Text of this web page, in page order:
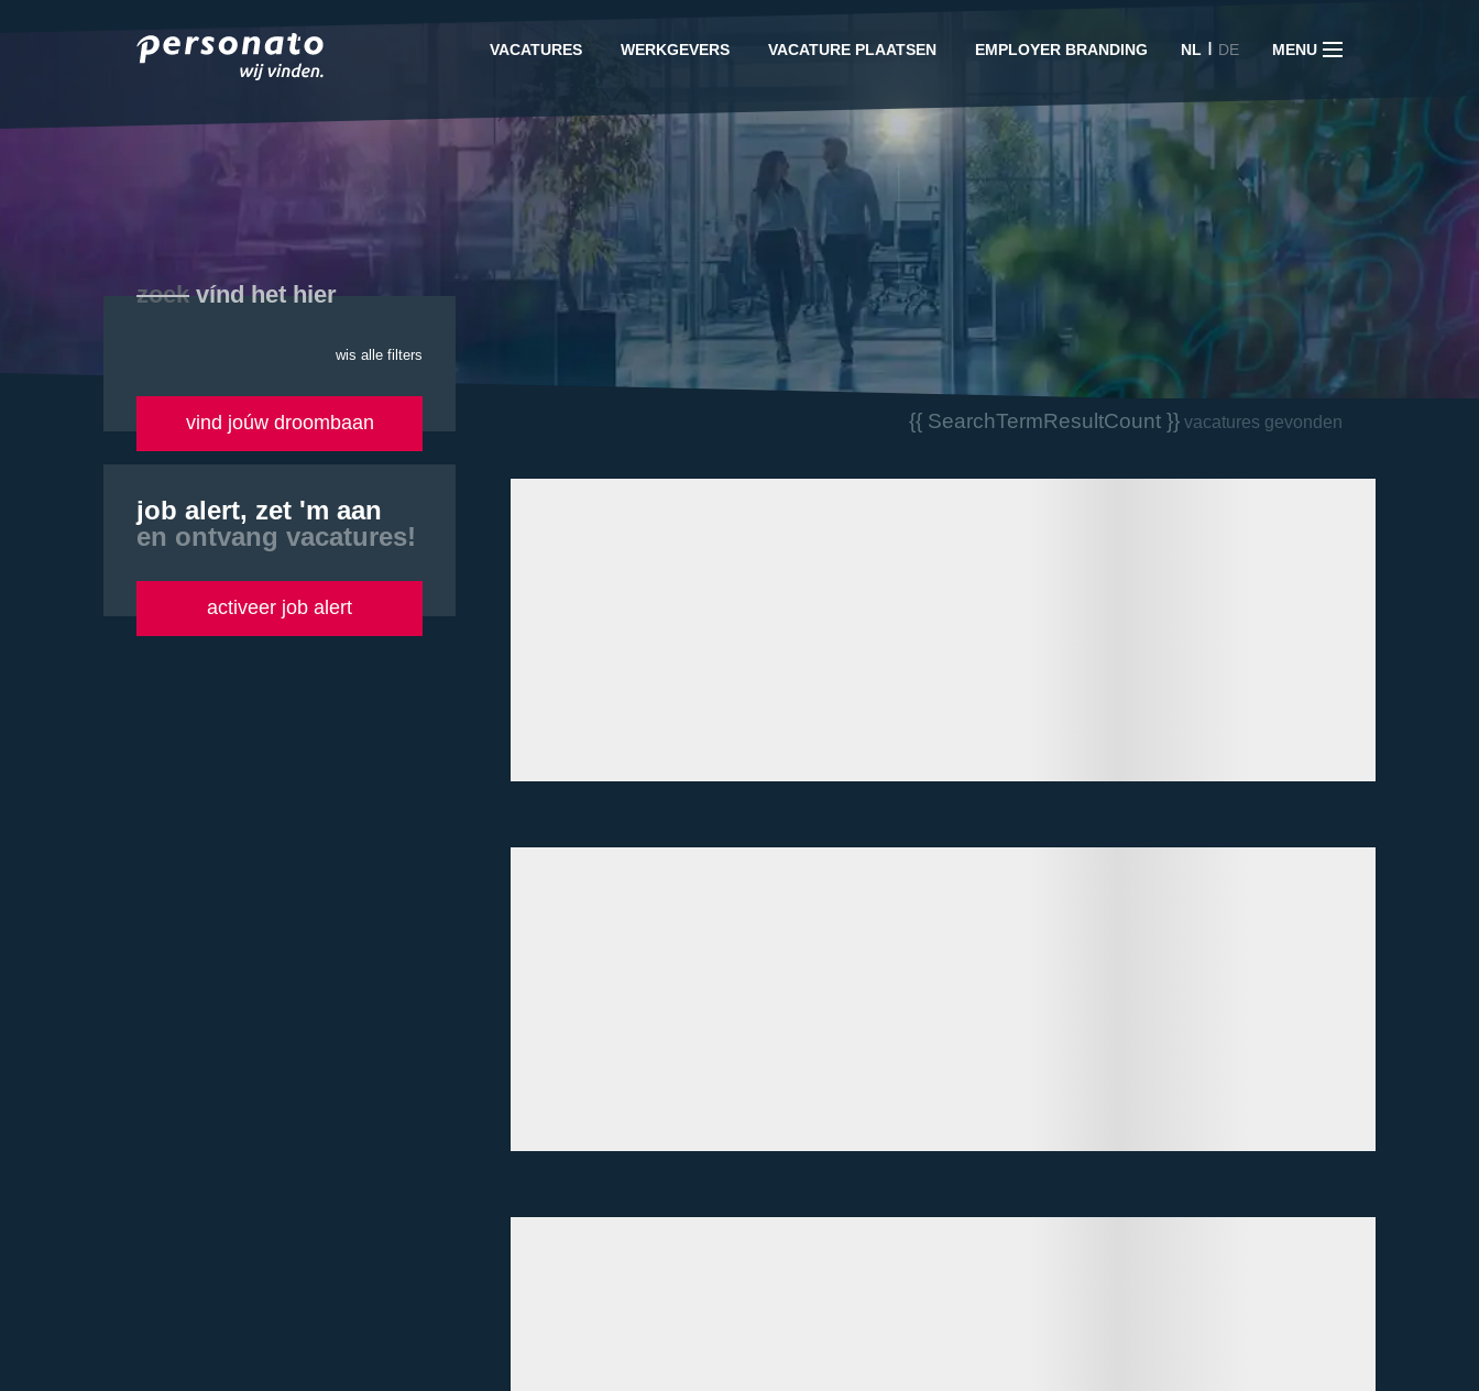
ONZE DIENSTEN
OVER PERSONATO
CONTACT
VACATURES WERKGEVERS VACATURE PLAATSEN EMPLOYER BRANDING NL I DE MENU
zoekvínd het hier
wis alle filters
vind joúw droombaan
job alert, zet 'm aan
en ontvang vacatures!
activeer job alert
{{ SearchTermResultCount }}vacatures gevonden